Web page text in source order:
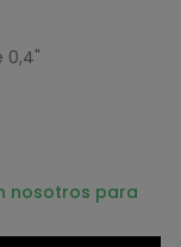
0,4"
nosotros para